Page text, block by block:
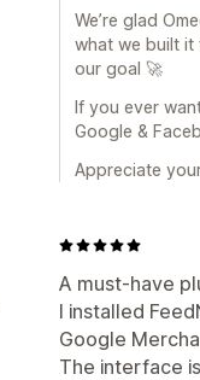
We’re glad
what we built it
our goal 🚀
If you ever
Google &
Appreciate
A must-have
I installed
Google
The interface